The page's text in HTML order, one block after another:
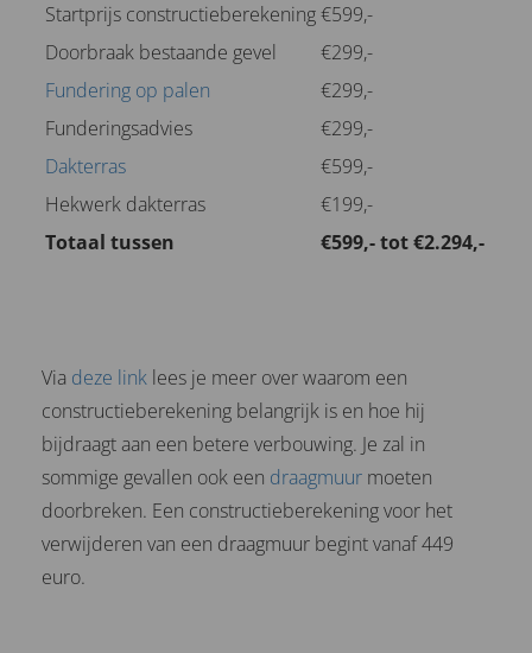
Startprijs constructieberekening€599,-
Doorbraak bestaande gevel
€299,-
Fundering op palen
€299,-
Funderingsadvies
€299,-
Dakterras
€599,-
Hekwerk dakterras
€199,-
Totaal tussen
€599,- tot €2.294,-
Via deze link lees je meer over waarom een
constructieberekening belangrijk is en hoe hij
bijdraagt aan een betere verbouwing. Je zal in
sommige gevallen ook een draagmuur moeten
doorbreken. Een constructieberekening voor het
verwijderen van een draagmuur begint vanaf 449
euro.